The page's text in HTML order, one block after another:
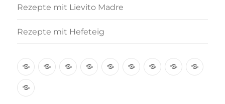
Rezepte mit Lievito Madre
Rezepte mit Hefeteig
Über Rezept-Kooperation
Brötchen
Brot GebäckKuchenTorten
Rezepte